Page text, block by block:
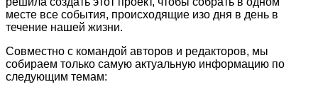
месте все события, происходящие изо дня в день в
течение нашей жизни.
Совместно с командой авторов и редакторов, мы
собираем только самую актуальную информацию по
следующим темам: